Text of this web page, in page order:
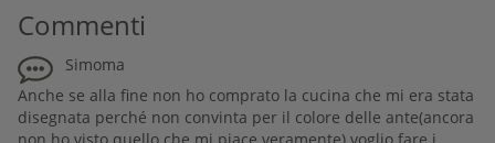
Commenti
Simoma
Anche se alla fine non ho comprato la cucina che mi era stata
disegnata perché non convinta per il colore delle ante(ancora
non ho visto quello che mi piace veramente) voglio fare i